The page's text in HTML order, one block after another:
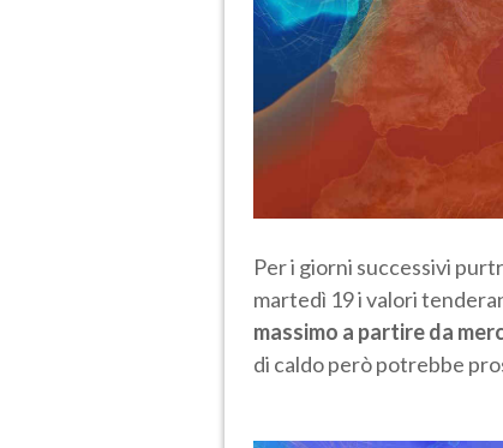
Per i giorni successivi
martedì 19 i valori
massimo a partire da
di caldo però potrebbe